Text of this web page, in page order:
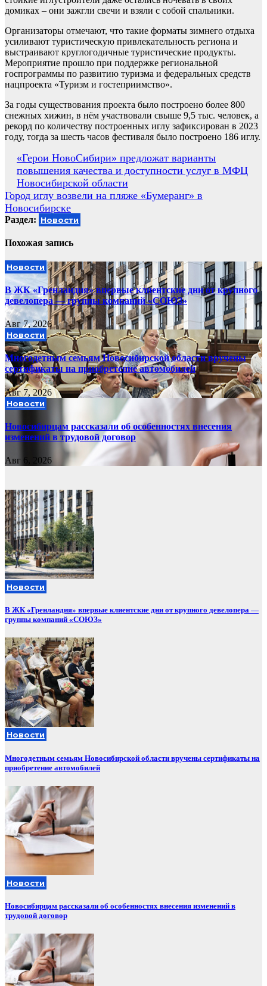
домиках – они зажгли свечи и взяли с собой спальники.
Организаторы отмечают, что такие форматы зимнего отдыха
усиливают туристическую привлекательность региона и
выстраивают круглогодичные туристические продукты.
Мероприятие прошло при поддержке региональной
госпрограммы по развитию туризма и федеральных средств
нацпроекта «Туризм и гостеприимство».
За годы существования проекта было построено более 800
снежных хижин, в нём участвовали свыше 9,5 тыс. человек, а
рекорд по количеству построенных иглу зафиксирован в 2023
году, тогда за шесть часов фестиваля было построено 186 иглу.
Навигация
по
записям
«Герои НовоСибири» предложат варианты
повышения качества и доступности услуг в МФЦ
Новосибирской области
Город иглу возвели на пляже «Бумеранг» в
Новосибирске
Раздел: Новости
Похожая запись
Новости
В ЖК «Гренландия» впервые клиентские дни от крупного
девелопера — группы компаний «СОЮЗ»
Авг 7, 2026
Новости
Многодетным семьям Новосибирской области вручены
сертификаты на приобретение автомобилей
Авг 7, 2026
Новости
Новосибирцам рассказали об особенностях внесения
изменений в трудовой договор
Авг 6, 2026
Новости
В ЖК «Гренландия» впервые клиентские дни от крупного девелопера —
группы компаний «СОЮЗ»
Новости
Многодетным семьям Новосибирской области вручены сертификаты на
приобретение автомобилей
Новости
Новосибирцам рассказали об особенностях внесения изменений в
трудовой договор